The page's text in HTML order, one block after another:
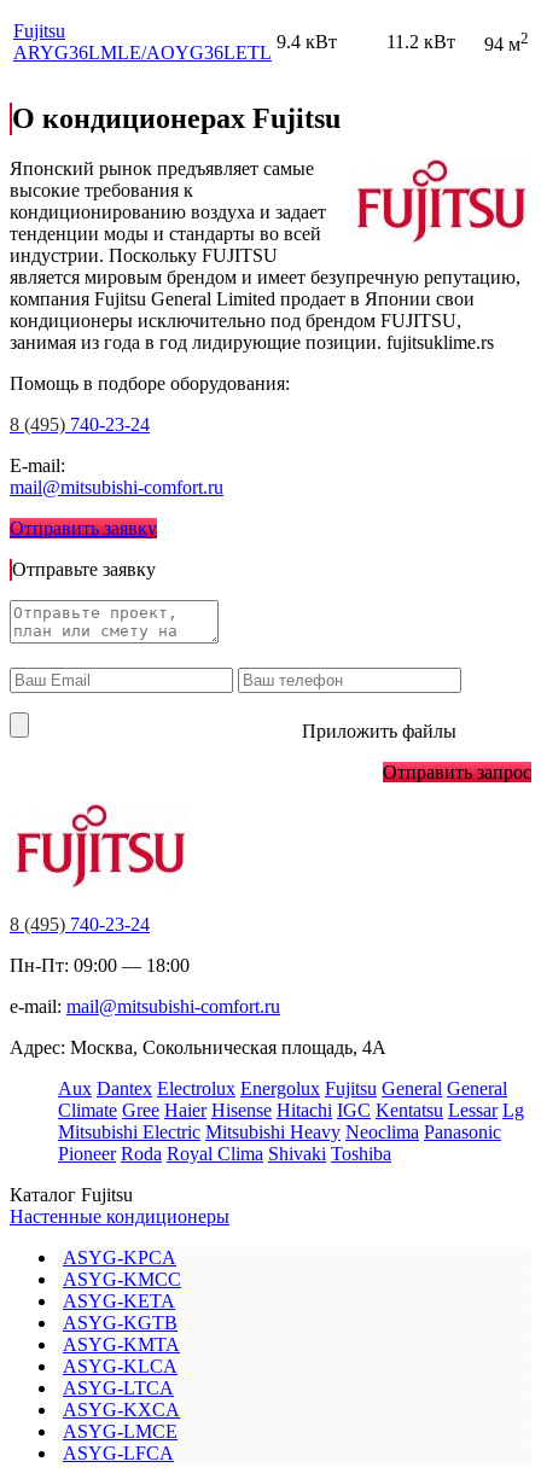
Fujitsu
ARYG36LMLE/AOYG36LETL
9.4 кВт 11.2 кВт 94 м2
О кондиционерах Fujitsu
Японский рынок предъявляет самые
высокие требования к
кондиционированию воздуха и задает
тенденции моды и стандарты во всей
индустрии. Поскольку FUJITSU
является мировым брендом и имеет безупречную репутацию,
компания Fujitsu General Limited продает в Японии свои
кондиционеры исключительно под брендом FUJITSU,
занимая из года в год лидирующие позиции. fujitsuklime.rs
Помощь в подборе оборудования:
8 (495) 740-23-24
E-mail:
mail@mitsubishi-comfort.ru
Отправить заявку
Отправьте заявку
Приложить файлы
Отправить запрос
8 (495) 740-23-24
Пн-Пт: 09:00 — 18:00
e-mail: mail@mitsubishi-comfort.ru
Адрес: Москва, Сокольническая площадь, 4А
Aux Dantex Electrolux Energolux Fujitsu General General
Climate Gree Haier Hisense Hitachi IGC Kentatsu Lessar Lg
Mitsubishi Electric Mitsubishi Heavy Neoclima Panasonic
Pioneer Roda Royal Clima Shivaki Toshiba
Каталог Fujitsu
Настенные кондиционеры
ASYG-KPCA
ASYG-KMCC
ASYG-KETA
ASYG-KGTB
ASYG-KMTA
ASYG-KLCA
ASYG-LTCA
ASYG-KXCA
ASYG-LMCE
ASYG-LFCA